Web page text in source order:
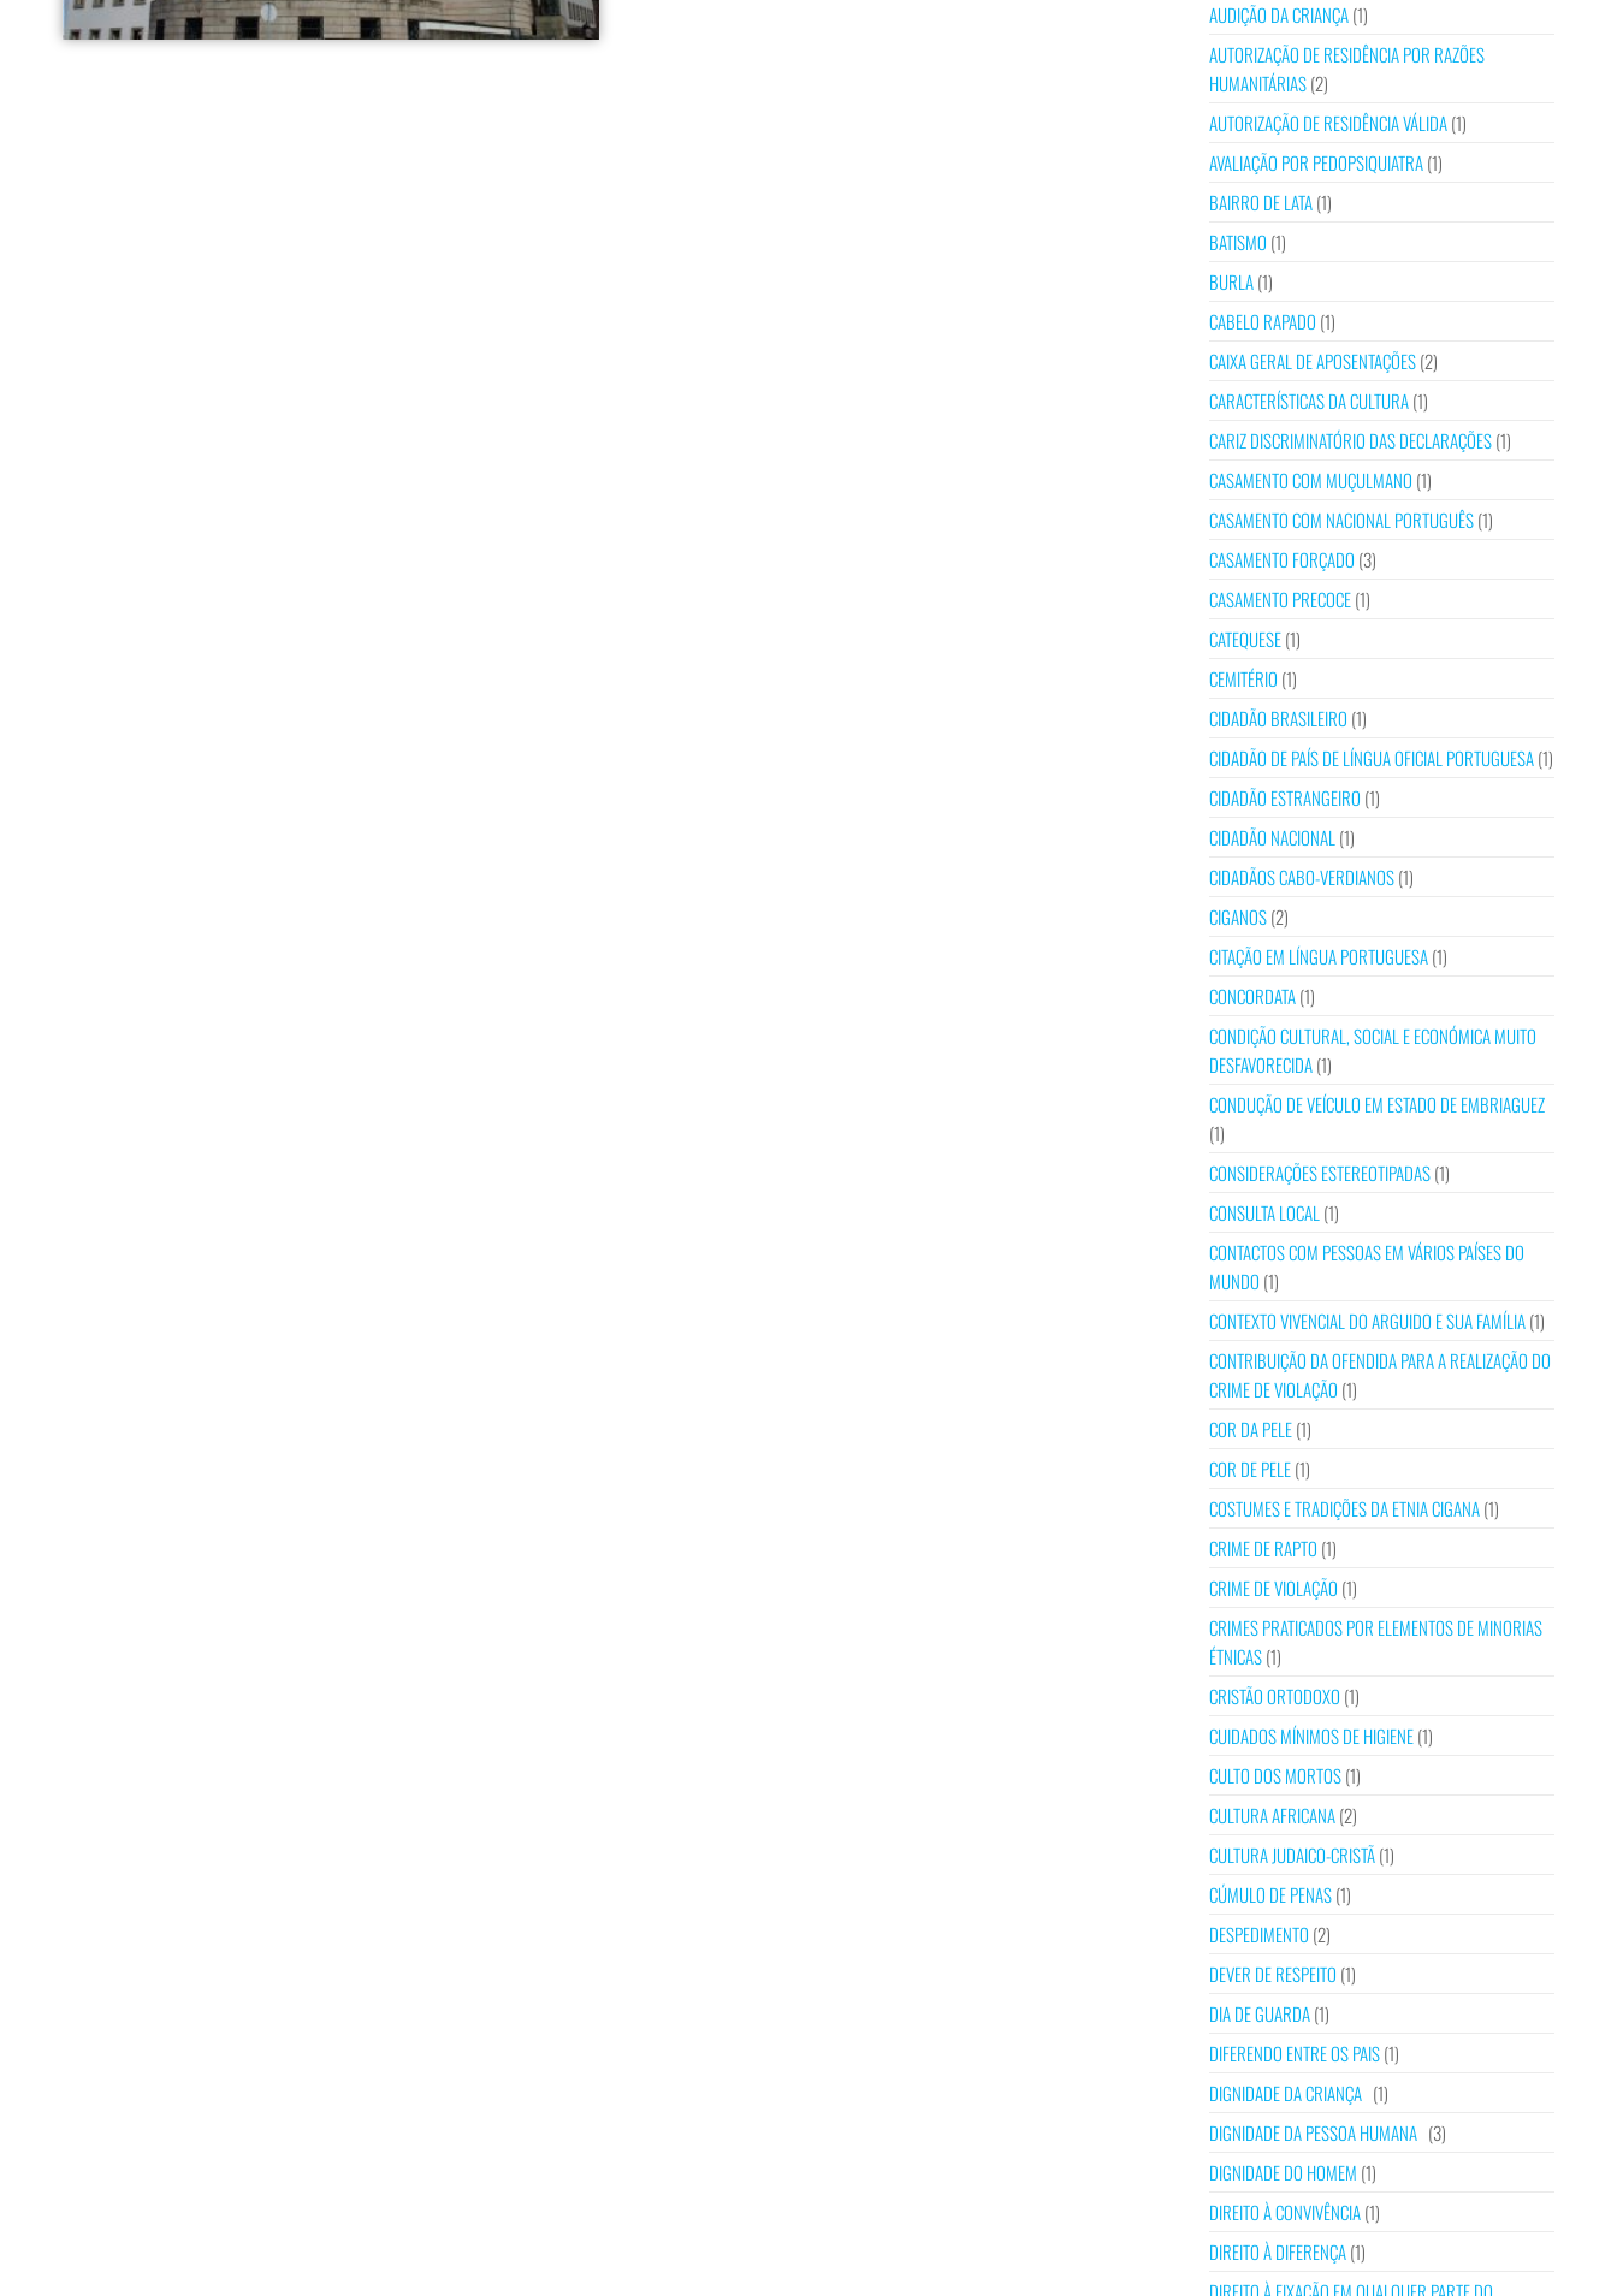
AUDIÇÃO DA CRIANÇA(1)
AUTORIZAÇÃO DE RESIDÊNCIA POR RAZÕES
HUMANITÁRIAS(2)
AUTORIZAÇÃO DE RESIDÊNCIA VÁLIDA(1)
AVALIAÇÃO POR PEDOPSIQUIATRA(1)
BAIRRO DE LATA(1)
BATISMO (1)
BURLA(1)
CABELO RAPADO (1)
CAIXA GERAL DE APOSENTAÇÕES(2)
CARACTERÍSTICAS DA CULTURA(1)
CARIZ DISCRIMINATÓRIO DAS DECLARAÇÕES(1)
CASAMENTO COM MUÇULMANO (1)
CASAMENTO COM NACIONAL PORTUGUÊS(1)
CASAMENTO FORÇADO (3)
CASAMENTO PRECOCE(1)
CATEQUESE(1)
CEMITÉRIO (1)
CIDADÃO BRASILEIRO (1)
CIDADÃO DE PAÍS DE LÍNGUA OFICIAL PORTUGUESA(1)
CIDADÃO ESTRANGEIRO (1)
CIDADÃO NACIONAL (1)
CIDADÃOS CABO-VERDIANOS(1)
CIGANOS(2)
CITAÇÃO EM LÍNGUA PORTUGUESA(1)
CONCORDATA(1)
CONDIÇÃO CULTURAL, SOCIAL E ECONÓMICA MUITO
DESFAVORECIDA(1)
CONDUÇÃO DE VEÍCULO EM ESTADO DE EMBRIAGUEZ
(1)
CONSIDERAÇÕES ESTEREOTIPADAS(1)
CONSULTA LOCAL (1)
CONTACTOS COM PESSOAS EM VÁRIOS PAÍSES DO
MUNDO (1)
CONTEXTO VIVENCIAL DO ARGUIDO E SUA FAMÍLIA(1)
CONTRIBUIÇÃO DA OFENDIDA PARA A REALIZAÇÃO DO
CRIME DE VIOLAÇÃO (1)
COR DA PELE(1)
COR DE PELE(1)
COSTUMES E TRADIÇÕES DA ETNIA CIGANA(1)
CRIME DE RAPTO (1)
CRIME DE VIOLAÇÃO (1)
CRIMES PRATICADOS POR ELEMENTOS DE MINORIAS
ÉTNICAS(1)
CRISTÃO ORTODOXO (1)
CUIDADOS MÍNIMOS DE HIGIENE(1)
CULTO DOS MORTOS(1)
CULTURA AFRICANA(2)
CULTURA JUDAICO-CRISTÃ(1)
CÚMULO DE PENAS(1)
DESPEDIMENTO (2)
DEVER DE RESPEITO (1)
DIA DE GUARDA(1)
DIFERENDO ENTRE OS PAIS(1)
DIGNIDADE DA CRIANÇA (1)
DIGNIDADE DA PESSOA HUMANA (3)
DIGNIDADE DO HOMEM (1)
DIREITO À CONVIVÊNCIA(1)
DIREITO À DIFERENÇA(1)